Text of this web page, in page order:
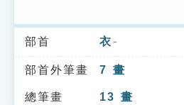
索引選單
知識索引
單字索引
部首 衣 ㄧ
部首外筆畫 7 畫
總筆畫 13 畫